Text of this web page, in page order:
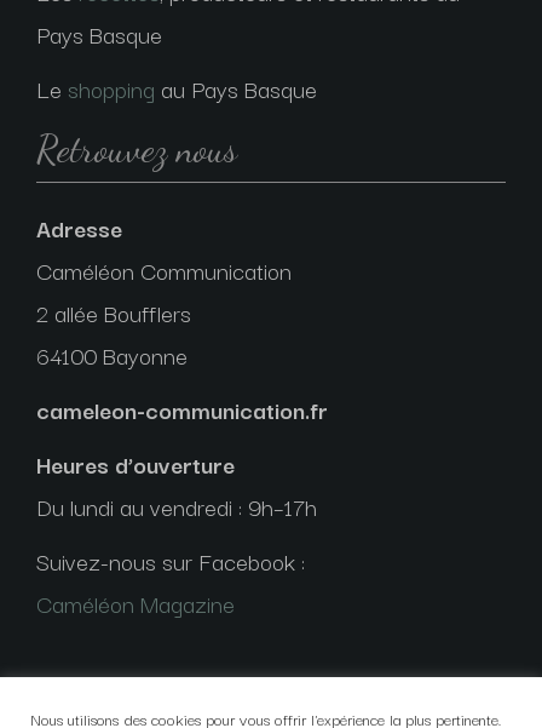
Pays Basque
Le shopping au Pays Basque
Retrouvez nous
Adresse
Caméléon Communication
2 allée Boufflers
64100 Bayonne
cameleon-communication.fr
Heures d’ouverture
Du lundi au vendredi : 9h–17h
Suivez-nous sur Facebook :
Caméléon Magazine
Nous utilisons des cookies pour vous offrir l'expérience la plus pertinente.